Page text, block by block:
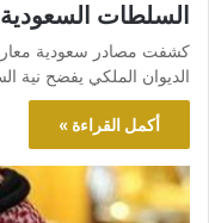
السلطات
كشفت مصادر سعودية
الديوان الملكي يفضح نية
أكمل القراءة »